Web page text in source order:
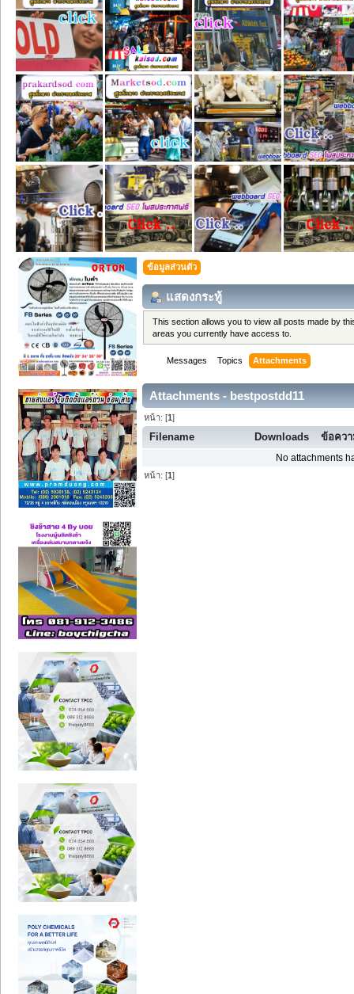
ข้อมูลส่วนตัว
แสดงกระทู้
This section allows you to view all posts made by
areas you currently have access to.
Messages Topics Attachments
Attachments - bestpostdd11
หน้า: [1]
Filename Downloads ข้อคว
No attachments
หน้า: [1]